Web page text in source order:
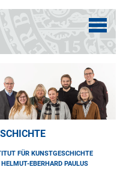
FÜR KUNSTGESCHICHTE
HELMUT-EBERHARD PAULUS